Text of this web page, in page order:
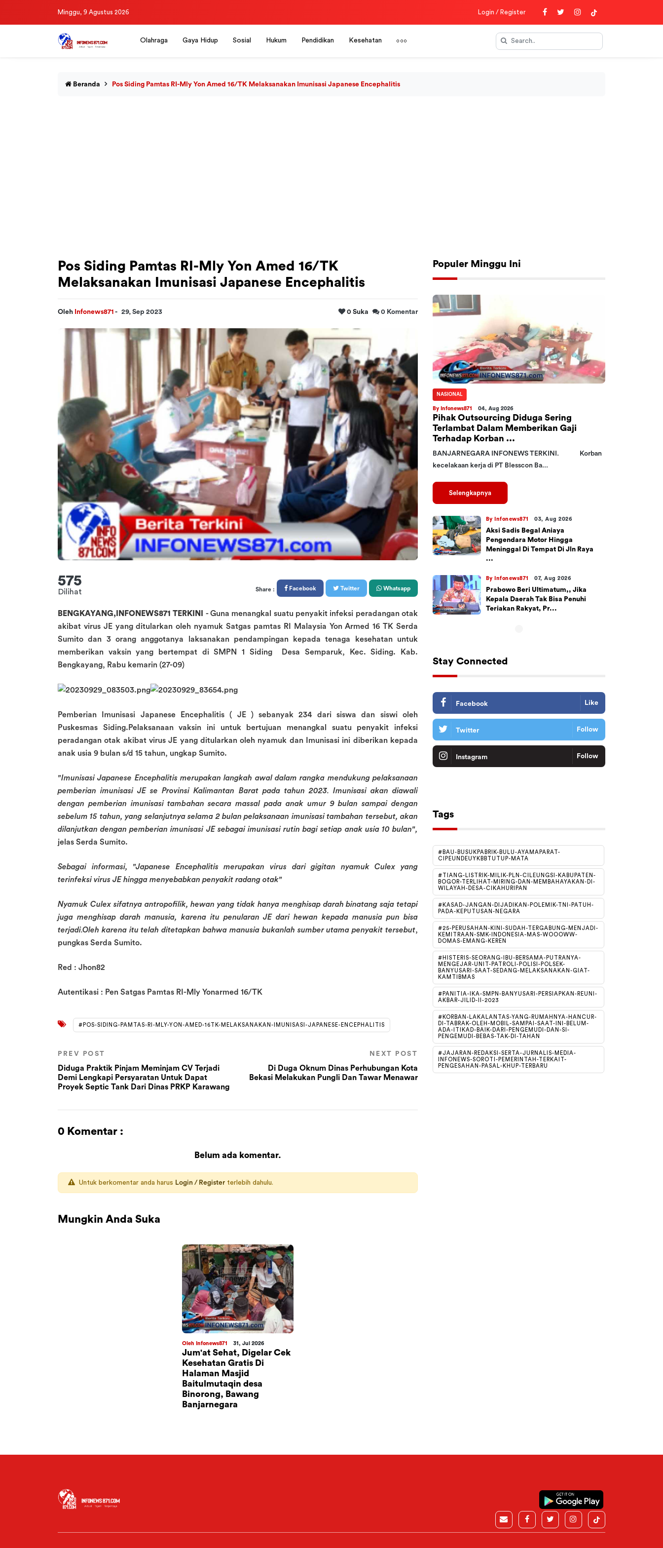
Minggu, 9 Agustus 2026 Login / Register
Olahraga Gaya Hidup Sosial Hukum Pendidikan Kesehatan
Beranda Pos Siding Pamtas RI-Mly Yon Amed 16/TK Melaksanakan Imunisasi Japanese Encephalitis
Pos Siding Pamtas RI-Mly Yon Amed 16/TK
Melaksanakan Imunisasi Japanese Encephalitis
Oleh Infonews871 - 29, Sep 2023 0 Komentar
0 Suka
575
Dilihat Share : Facebook Twitter Whatsapp
BENGKAYANG,INFONEWS871 TERKINI - Guna menangkal suatu penyakit infeksi peradangan otak
akibat virus JE yang ditularkan oleh nyamuk Satgas pamtas RI Malaysia Yon Armed 16 TK Serda
Sumito dan 3 orang anggotanya laksanakan pendampingan kepada tenaga kesehatan untuk
memberikan vaksin yang bertempat di SMPN 1 Siding Desa Semparuk, Kec. Siding. Kab.
Bengkayang, Rabu kemarin (27-09)
Pemberian Imunisasi Japanese Encephalitis ( JE ) sebanyak 234 dari siswa dan siswi oleh
Puskesmas Siding.Pelaksanaan vaksin ini untuk bertujuan menangkal suatu penyakit infeksi
peradangan otak akibat virus JE yang ditularkan oleh nyamuk dan Imunisasi ini diberikan kepada
anak usia 9 bulan s/d 15 tahun, ungkap Sumito.
"Imunisasi Japanese Encephalitis merupakan langkah awal dalam rangka mendukung pelaksanaan
pemberian imunisasi JE se Provinsi Kalimantan Barat pada tahun 2023. Imunisasi akan diawali
dengan pemberian imunisasi tambahan secara massal pada anak umur 9 bulan sampai dengan
sebelum 15 tahun, yang selanjutnya selama 2 bulan pelaksanaan imunisasi tambahan tersebut, akan
dilanjutkan dengan pemberian imunisasi JE sebagai imunisasi rutin bagi setiap anak usia 10 bulan",
jelas Serda Sumito.
Sebagai informasi, "Japanese Encephalitis merupakan virus dari gigitan nyamuk Culex yang
terinfeksi virus JE hingga menyebabkan penyakit radang otak"
Nyamuk Culex sifatnya antropofilik, hewan yang tidak hanya menghisap darah binatang saja tetapi
juga menghisap darah manusia, karena itu penularan JE dari hewan kepada manusia pun bisa
terjadi.Oleh karena itu telah ditetapkan bahwa manusia bukanlah sumber utama penyakit tersebut,
pungkas Serda Sumito.
Red : Jhon82
Autentikasi : Pen Satgas Pamtas RI-Mly Yonarmed 16/TK
#POS-SIDING-PAMTAS-RI-MLY-YON-AMED-16TK-MELAKSANAKAN-IMUNISASI-JAPANESE-ENCEPHALITIS
PREV POST
Diduga Praktik Pinjam Meminjam CV Terjadi
Demi Lengkapi Persyaratan Untuk Dapat
Proyek Septic Tank Dari Dinas PRKP Karawang
NEXT POST
Di Duga Oknum Dinas Perhubungan Kota
Bekasi Melakukan Pungli Dan Tawar Menawar
0 Komentar :
Belum ada komentar.
Untuk berkomentar anda harus Login / Register terlebih dahulu.
Mungkin Anda Suka
Oleh Infonews871 31, Jul 2026
Jum'at Sehat, Digelar Cek
Kesehatan Gratis Di
Halaman Masjid
Baitulmutaqin desa
Binorong, Bawang
Banjarnegara
Populer Minggu Ini
NASIONAL
By Infonews871 04, Aug 2026
Pihak Outsourcing Diduga Sering
Terlambat Dalam Memberikan Gaji
Terhadap Korban ...
BANJARNEGARA INFONEWS TERKINI. Korban
kecelakaan kerja di PT Blesscon Ba...
Selengkapnya
By Infonews871 03, Aug 2026
Aksi Sadis Begal Aniaya
Pengendara Motor Hingga
Meninggal Di Tempat Di Jln Raya
...
By Infonews871 07, Aug 2026
Prabowo Beri Ultimatum,, Jika
Kepala Daerah Tak Bisa Penuhi
Teriakan Rakyat, Pr...
Stay Connected
Facebook Like
Twitter Follow
Instagram Follow
Tags
#BAU-BUSUKPABRIK-BULU-AYAMAPARAT-
CIPEUNDEUYKBBTUTUP-MATA
#TIANG-LISTRIK-MILIK-PLN-CILEUNGSI-KABUPATEN-
BOGOR-TERLIHAT-MIRING-DAN-MEMBAHAYAKAN-DI-
WILAYAH-DESA-CIKAHURIPAN
#KASAD-JANGAN-DIJADIKAN-POLEMIK-TNI-PATUH-
PADA-KEPUTUSAN-NEGARA
#25-PERUSAHAN-KINI-SUDAH-TERGABUNG-MENJADI-
KEMITRAAN-SMK-INDONESIA-MAS-WOOOWW-
DOMAS-EMANG-KEREN
#HISTERIS-SEORANG-IBU-BERSAMA-PUTRANYA-
MENGEJAR-UNIT-PATROLI-POLISI-POLSEK-
BANYUSARI-SAAT-SEDANG-MELAKSANAKAN-GIAT-
KAMTIBMAS
#PANITIA-IKA-SMPN-BANYUSARI-PERSIAPKAN-REUNI-
AKBAR-JILID-II-2023
#KORBAN-LAKALANTAS-YANG-RUMAHNYA-HANCUR-
DI-TABRAK-OLEH-MOBIL-SAMPAI-SAAT-INI-BELUM-
ADA-ITIKAD-BAIK-DARI-PENGEMUDI-DAN-SI-
PENGEMUDI-BEBAS-TAK-DI-TAHAN
#JAJARAN-REDAKSI-SERTA-JURNALIS-MEDIA-
INFONEWS-SOROTI-PEMERINTAH-TERKAIT-
PENGESAHAN-PASAL-KHUP-TERBARU